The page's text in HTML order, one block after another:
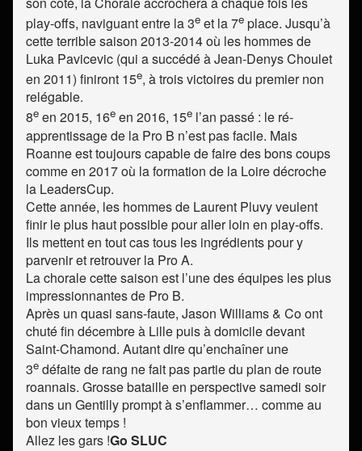
play-offs, naviguant entre la 3e et la 7e place. Jusqu’à
cette terrible saison 2013-2014 où les hommes de
Luka Pavicevic (qui a succédé à Jean-Denys Choulet
en 2011) finiront 15e, à trois victoires du premier non
relégable.
8e en 2015, 16e en 2016, 15e l’an passé : le ré-
apprentissage de la Pro B n’est pas facile. Mais
Roanne est toujours capable de faire des bons coups
comme en 2017 où la formation de la Loire décroche
la LeadersCup.
Cette année, les hommes de Laurent Pluvy veulent
finir le plus haut possible pour aller loin en play-offs.
Ils mettent en tout cas tous les ingrédients pour y
parvenir et retrouver la Pro A.
La chorale cette saison est l’une des équipes les plus
impressionnantes de Pro B.
Après un quasi sans-faute, Jason Williams & Co ont
chuté fin décembre à Lille puis à domicile devant
Saint-Chamond. Autant dire qu’enchaîner une
3e défaite de rang ne fait pas partie du plan de route
roannais. Grosse bataille en perspective samedi soir
dans un Gentilly prompt à s’enflammer… comme au
bon vieux temps !
Allez les gars !Go SLUC